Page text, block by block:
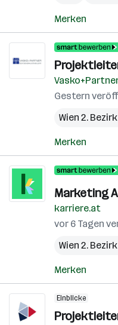
Merken
Gestern
Wien 2.
Merken
Marketing
karriere.at
vor 6 Tagen
Wien 2.
Merken
Einblicke